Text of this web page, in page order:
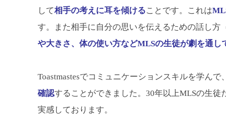
して相手の考えに耳を傾けることです。これは
す。また相手に自分の思いを伝えるための話し方
や大きさ、体の使い方などMLSの生徒が劇を通し
Toastmastesでコミュニケーションスキルを学んで
確認することができました。30年以上MLSの生
実感しております。